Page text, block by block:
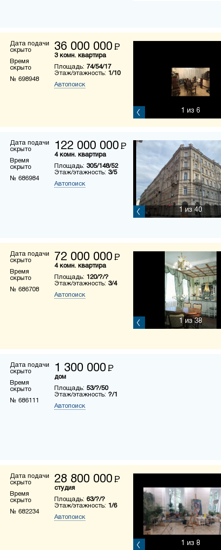
Дата подачи
скрыто
Время
скрыто
№ 698948
36 000 000 Р
3 комн. квартира
Площадь: 74/54/17
Этаж/этажность: 1/10
Автопоиск
1 из 6
Дата подачи
скрыто
Время
скрыто
№ 686984
122 000 000 Р
4 комн. квартира
Площадь: 305/148/52
Этаж/этажность: 3/5
Автопоиск
1 из 40
Дата подачи
скрыто
Время
скрыто
№ 686708
72 000 000 Р
4 комн. квартира
Площадь: 120/?/?
Этаж/этажность: 3/4
Автопоиск
1из 38
Дата подачи
скрыто
Время
скрыто
№ 686111
1 300 000 Р
дом
Площадь: 53/?/50
Этаж/этажность: ?/1
Автопоиск
Дата подачи
скрыто
Время
скрыто
№ 682234
28 800 000 Р
студия
Площадь: 63/?/?
Этаж/этажность: 1/6
Автопоиск
1 из 8